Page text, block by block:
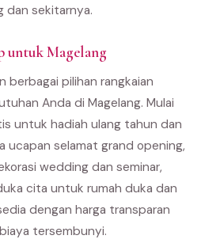
dan sekitarnya.
untuk Magelang
berbagai pilihan rangkaian
Anda di Magelang. Mulai
untuk hadiah ulang tahun dan
ucapan selamat grand opening,
wedding dan seminar,
cita untuk rumah duka dan
dengan harga transparan
tersembunyi.